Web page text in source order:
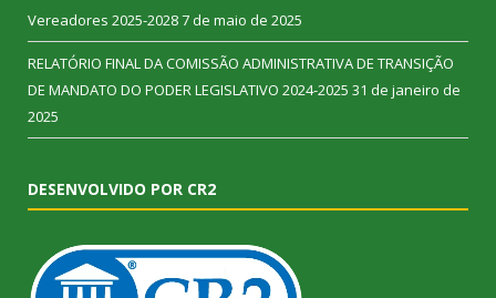
Vereadores 2025-20287 de maio de 2025
RELATÓRIO FINAL DA COMISSÃO ADMINISTRATIVA DE TRANSIÇÃO
DE MANDATO DO PODER LEGISLATIVO 2024-2025 31 de janeiro de
2025
DESENVOLVIDO POR CR2